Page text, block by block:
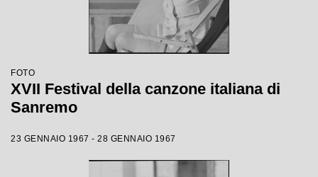
FOTO
XVII Festival della canzone italiana di
Sanremo
23 GENNAIO 1967 - 28 GENNAIO 1967